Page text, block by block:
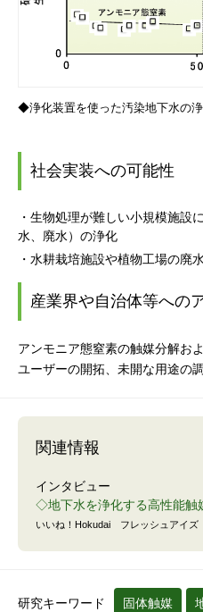
◆浄化装置を使った汚染地下水の
社会実装への可能性
・生物処理が難しい小規模施設
水、廃水）の浄化
・水耕栽培施設や植物工場の廃
産業界や自治体等への
アンモニア態窒素の触媒分解お
ユーザーの開拓、未開な用途の
関連情報
インタビュー
◇地下水を浄化する高性能触
いいね！Hokudai フレッシュアイズ
研究キーワード 固体触媒